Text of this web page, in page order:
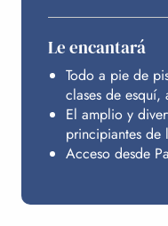
Le encantará
Todo a pie de
clases de
El amplio y
principiantes de
Acceso desde